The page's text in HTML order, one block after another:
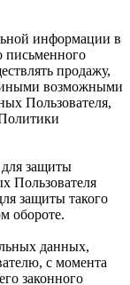
информации в
письменного
продажу,
иными возможными
Пользователя,
защиты
Пользователя
защиты такого
обороте.
данных,
с момента
законного